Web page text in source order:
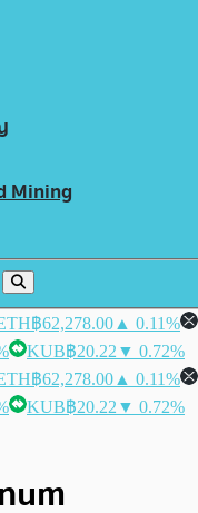
Mining
฿62,278.00 ▲ 0.11%
KUB฿20.22 ▼ 0.72%
฿62,278.00 ▲ 0.11%
KUB฿20.22 ▼ 0.72%